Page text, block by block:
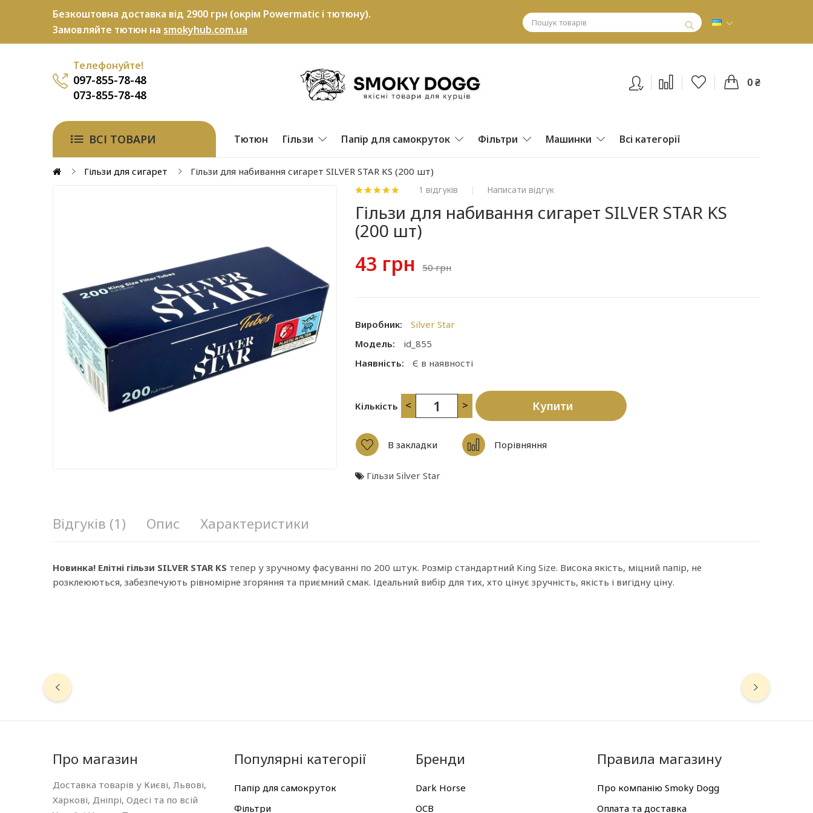
Безкоштовна доставка від 2900 грн (окрім Powermatic і тютюну).
Замовляйте тютюн на smokyhub.com.ua
Телефонуйте!
097-855-78-48
073-855-78-48
0 ₴
ВСІ ТОВАРИ Тютюн Гільзи Папір для самокруток Фільтри Машинки Всі категорії
Гільзи для сигарет Гільзи для набивання сигарет SILVER STAR KS (200 шт)
1 відгуків Написати відгук
Гільзи для набивання сигарет SILVER STAR KS
(200 шт)
43 грн 50 грн
Виробник:
Silver Star
Модель:
id_855
Наявність:
Є в наявності
Кількість < > Купити
В закладки Порівняння
Гільзи Silver Star
Відгуків (1) Опис Характеристики
Новинка! Елітні гільзи SILVER STAR KS тепер у зручному фасуванні по 200 штук. Розмір стандартний King Size. Висока якість, міцний папір, не
розклеюються, забезпечують рівномірне згоряння та приємний смак. Ідеальний вибір для тих, хто цінує зручність, якість і вигідну ціну.
Про магазин
Доставка товарів у Києві, Львові,
Харкові, Дніпрі, Одесі та по всій
Популярні категорії
Папір для самокруток
Фільтри
Бренди
Dark Horse
OCB
Правила магазину
Про компанію Smoky Dogg
Оплата та доставка